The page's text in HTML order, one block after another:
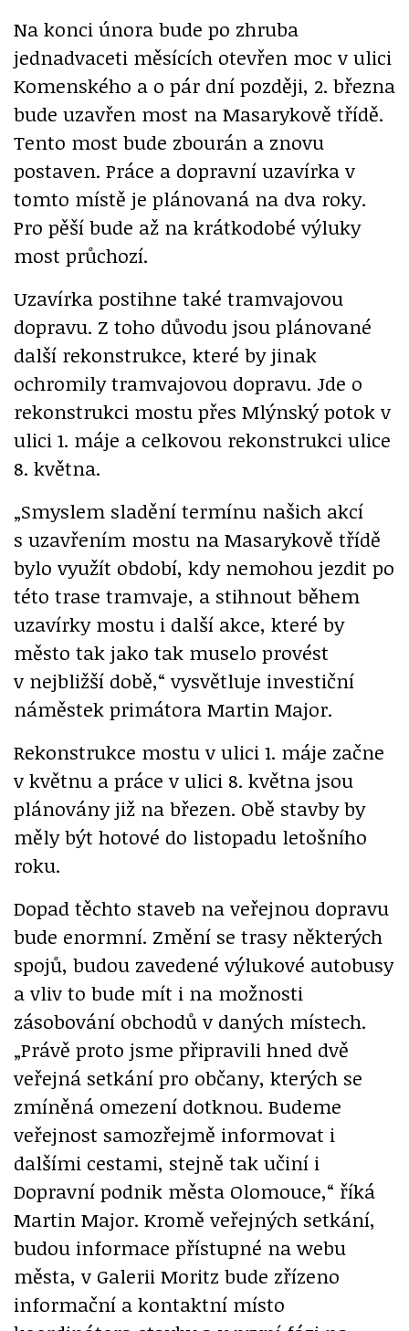
Na konci února bude po zhruba
jednadvaceti měsících otevřen moc v ulici
Komenského a o pár dní později, 2. března
bude uzavřen most na Masarykově třídě.
Tento most bude zbourán a znovu
postaven. Práce a dopravní uzavírka v
tomto místě je plánovaná na dva roky.
Pro pěší bude až na krátkodobé výluky
most průchozí.
Uzavírka postihne také tramvajovou
dopravu. Z toho důvodu jsou plánované
další rekonstrukce, které by jinak
ochromily tramvajovou dopravu. Jde o
rekonstrukci mostu přes Mlýnský potok v
ulici 1. máje a celkovou rekonstrukci ulice
8. května.
„Smyslem sladění termínu našich akcí
s uzavřením mostu na Masarykově třídě
bylo využít období, kdy nemohou jezdit po
této trase tramvaje, a stihnout během
uzavírky mostu i další akce, které by
město tak jako tak muselo provést
v nejbližší době,“ vysvětluje investiční
náměstek primátora Martin Major.
Rekonstrukce mostu v ulici 1. máje začne
v květnu a práce v ulici 8. května jsou
plánovány již na březen. Obě stavby by
měly být hotové do listopadu letošního
roku.
Dopad těchto staveb na veřejnou dopravu
bude enormní. Změní se trasy některých
spojů, budou zavedené výlukové autobusy
a vliv to bude mít i na možnosti
zásobování obchodů v daných místech.
„Právě proto jsme připravili hned dvě
veřejná setkání pro občany, kterých se
zmíněná omezení dotknou. Budeme
veřejnost samozřejmě informovat i
dalšími cestami, stejně tak učiní i
Dopravní podnik města Olomouce,“ říká
Martin Major. Kromě veřejných setkání,
budou informace přístupné na webu
města, v Galerii Moritz bude zřízeno
informační a kontaktní místo